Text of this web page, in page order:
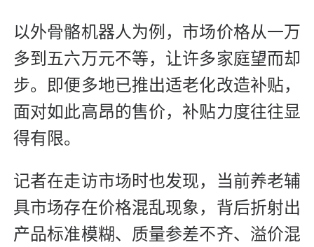
以外骨骼机器人为例，市场价格从一万
多到五六万元不等，让许多家庭望而却
步。即便多地已推出适老化改造补贴，
面对如此高昂的售价，补贴力度往往显
得有限。
记者在走访市场时也发现，当前养老辅
具市场存在价格混乱现象，背后折射出
产品标准模糊、质量参差不齐、溢价混